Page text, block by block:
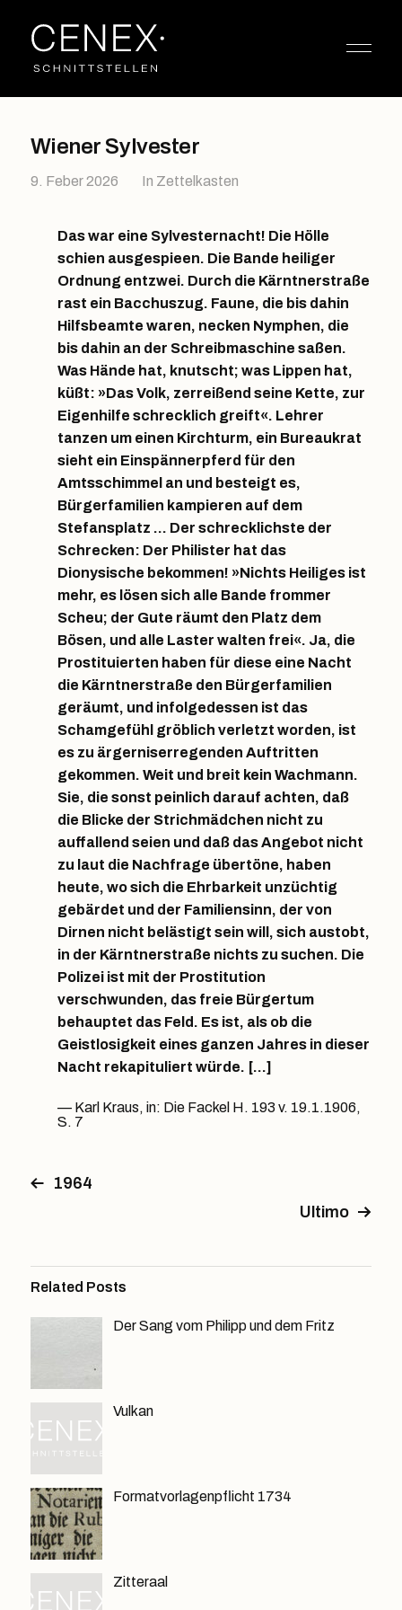
Wiener Sylvester
9. Feber 2026 In Zettelkasten
Das war eine Sylvesternacht! Die Hölle
schien ausgespieen. Die Bande heiliger
Ordnung entzwei. Durch die Kärntnerstraße
rast ein Bacchuszug. Faune, die bis dahin
Hilfsbeamte waren, necken Nymphen, die
bis dahin an der Schreibmaschine saßen.
Was Hände hat, knutscht; was Lippen hat,
küßt: »Das Volk, zerreißend seine Kette, zur
Eigenhilfe schrecklich greift«. Lehrer
tanzen um einen Kirchturm, ein Bureaukrat
sieht ein Einspännerpferd für den
Amtsschimmel an und besteigt es,
Bürgerfamilien kampieren auf dem
Stefansplatz … Der schrecklichste der
Schrecken: Der Philister hat das
Dionysische bekommen! »Nichts Heiliges ist
mehr, es lösen sich alle Bande frommer
Scheu; der Gute räumt den Platz dem
Bösen, und alle Laster walten frei«. Ja, die
Prostituierten haben für diese eine Nacht
die Kärntnerstraße den Bürgerfamilien
geräumt, und infolgedessen ist das
Schamgefühl gröblich verletzt worden, ist
es zu ärgerniserregenden Auftritten
gekommen. Weit und breit kein Wachmann.
Sie, die sonst peinlich darauf achten, daß
die Blicke der Strichmädchen nicht zu
auffallend seien und daß das Angebot nicht
zu laut die Nachfrage übertöne, haben
heute, wo sich die Ehrbarkeit unzüchtig
gebärdet und der Familiensinn, der von
Dirnen nicht belästigt sein will, sich austobt,
in der Kärntnerstraße nichts zu suchen. Die
Polizei ist mit der Prostitution
verschwunden, das freie Bürgertum
behauptet das Feld. Es ist, als ob die
Geistlosigkeit eines ganzen Jahres in dieser
Nacht rekapituliert würde. […]
Karl Kraus, in: Die Fackel H. 193 v. 19.1.1906,
S. 7
1964
Ultimo
Related Posts
Der Sang vom Philipp und dem Fritz
Vulkan
Formatvorlagenpflicht 1734
Zitteraal